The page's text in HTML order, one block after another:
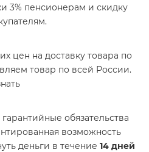
3% пенсионерам и скидку
цен на доставку товара по
товар по всей России.
обязательства
возможность
деньги в течение 14 дней